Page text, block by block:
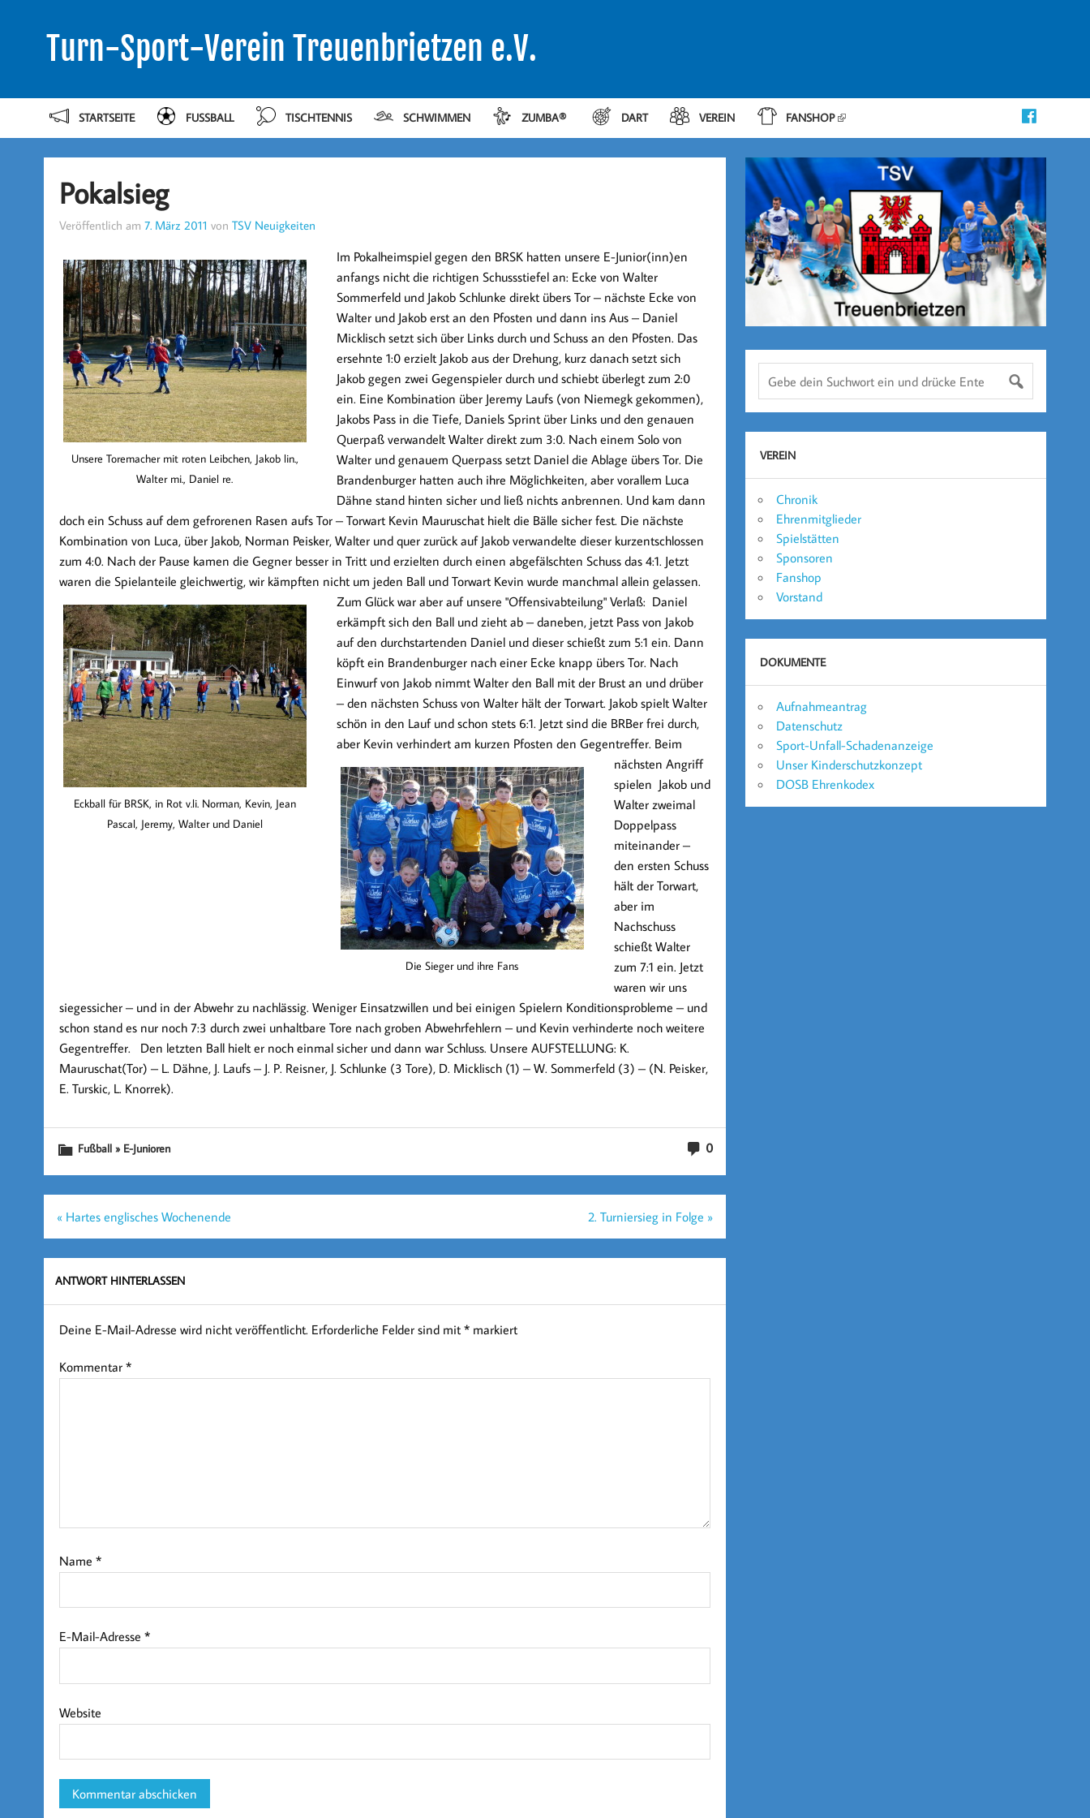
Turn-Sport-Verein Treuenbrietzen e.V.
STARTSEITE FUSSBALL TISCHTENNIS SCHWIMMEN ZUMBA® DART VEREIN FANSHOP
Pokalsieg
Veröffentlich am 7. März 2011 von TSV Neuigkeiten
Unsere Toremacher mit roten Leibchen, Jakob lin.,
Walter mi., Daniel re.
Im Pokalheimspiel gegen den BRSK hatten unsere E-Junior(inn)en
anfangs nicht die richtigen Schussstiefel an: Ecke von Walter
Sommerfeld und Jakob Schlunke direkt übers Tor – nächste Ecke von
Walter und Jakob erst an den Pfosten und dann ins Aus – Daniel
Micklisch setzt sich über Links durch und Schuss an den Pfosten. Das
ersehnte 1:0 erzielt Jakobaus der Drehung, kurz danach setzt sich
Jakob gegen zwei Gegenspieler durch und schiebt überlegt zum 2:0
ein. Eine Kombination über Jeremy Laufs (von Niemegk gekommen),
Jakobs Pass in die Tiefe, Daniels Sprint über Links und den genauen
Querpaß verwandelt Walter direkt zum 3:0. Nach einem Solo von
Walter und genauem Querpass setzt Daniel die Ablage übers Tor. Die
Brandenburger hatten auch ihre Möglichkeiten, aber vorallem Luca
Dähne stand hinten sicher und ließ nichts anbrennen. Und kam dann
doch ein Schuss auf dem gefrorenen Rasen aufs Tor – Torwart Kevin Mauruschat hielt die Bälle sicher fest. Die nächste
Kombination von Luca, über Jakob, Norman Peisker, Walter und quer zurück aufJakob verwandelte dieser kurzentschlossen
zum 4:0. Nach der Pause kamen die Gegner besser in Tritt und erzielten durch einen abgefälschten Schuss das 4:1. Jetzt
waren die Spielanteile gleichwertig, wir kämpften nicht um jeden Ball und Torwart Kevin wurde manchmal allein gelassen.
Eckball für BRSK, in Rot v.li. Norman, Kevin, Jean
Pascal, Jeremy, Walter und Daniel
Zum Glück war aber auf unsere "Offensivabteilung" Verlaß: Daniel
erkämpft sich den Ball und zieht ab – daneben, jetzt Pass von Jakob
auf den durchstartenden Danielund dieser schießt zum 5:1 ein. Dann
köpft ein Brandenburger nach einer Ecke knapp übers Tor. Nach
Einwurf von Jakob nimmt Walter den Ball mit der Brust an und drüber
– den nächsten Schuss von Walter hält der Torwart. Jakob spielt Walter
schön in den Lauf und schon stets 6:1. Jetzt sind die BRBer frei durch,
aber Kevin verhindert am kurzen Pfosten den Gegentreffer.
Die Sieger und ihre Fans
Beim
nächsten Angriff
spielen Jakob und
Walter zweimal
Doppelpass
miteinander –
den ersten Schuss
hält der Torwart,
aber im
Nachschuss
schießt Walter
zum 7:1 ein. Jetzt
waren wir uns
siegessicher – und in der Abwehr zu nachlässig. Weniger Einsatzwillen und bei einigen Spielern Konditionsprobleme – und
schon stand es nur noch 7:3 durch zwei unhaltbare Tore nach groben Abwehrfehlern – und Kevin verhinderte noch weitere
Gegentreffer. Den letzten Ball hielt er noch einmal sicher und dann war Schluss. Unsere AUFSTELLUNG: K.
Mauruschat(Tor) – L. Dähne, J. Laufs – J. P. Reisner, J. Schlunke (3 Tore), D. Micklisch (1) – W. Sommerfeld (3) – (N. Peisker,
E. Turskic, L. Knorrek).
0
Fußball » E-Junioren
Beitragsnavigation
« Hartes englisches Wochenende 2. Turniersieg in Folge »
ANTWORT HINTERLASSEN
Deine E-Mail-Adresse wird nicht veröffentlicht. Erforderliche Felder sind mit *markiert
Kommentar *
Name *
E-Mail-Adresse *
Website
VEREIN
Chronik
Ehrenmitglieder
Spielstätten
Sponsoren
Fanshop
Vorstand
DOKUMENTE
Aufnahmeantrag
Datenschutz
Sport-Unfall-Schadenanzeige
Unser Kinderschutzkonzept
DOSB Ehrenkodex